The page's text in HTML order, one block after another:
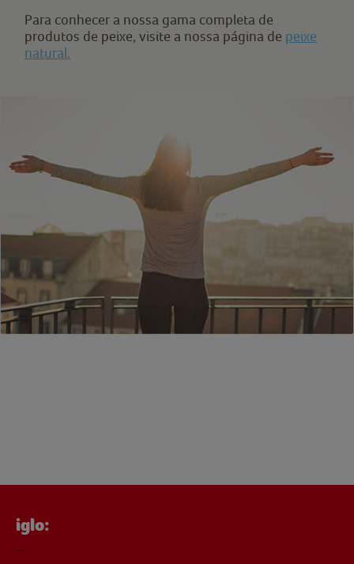
Para conhecer a nossa gama completa de
produtos de peixe, visite a nossa página de peixe
natural.
iglo: